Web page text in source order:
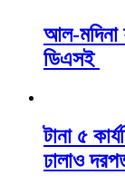
আল-মদিনা
ডিএসই
টানা ৫
ঢালাও